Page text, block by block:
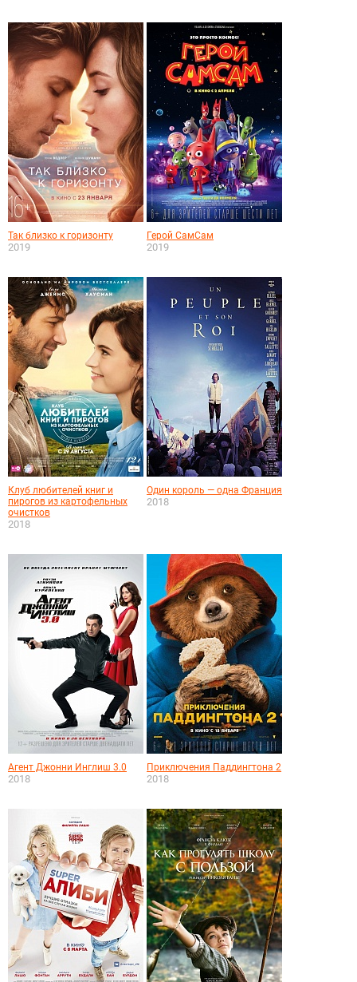
Так близко к горизонту
2019
Герой СамСам
2019
Клуб любителей книг и
пирогов из картофельных
очистков
2018
Один король — одна Франция
2018
Агент Джонни Инглиш 3.0
2018
Приключения Паддингтона 2
2018